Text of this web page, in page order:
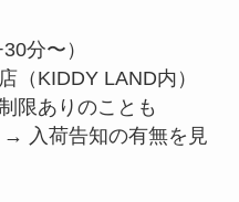
分〜）
KIDDY LAND内）
限ありのことも
入荷告知の有無を見